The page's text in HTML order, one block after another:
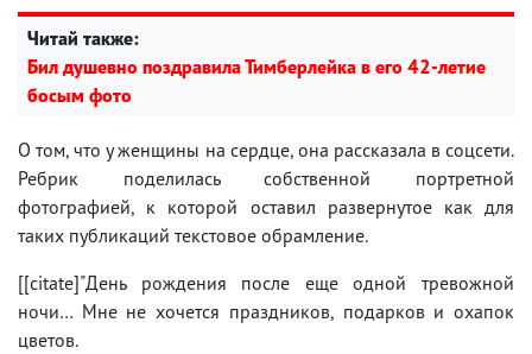
Читай также:
Бил душевно поздравила Тимберлейка в его 42-летие
босым фото
О том, что у женщины на сердце, она рассказала в соцсети.
Ребрик поделилась собственной портретной
фотографией, к которой оставил развернутое как для
таких публикаций текстовое обрамление.
[[citate]"День рождения после еще одной тревожной
ночи… Мне не хочется праздников, подарков и охапок
цветов.